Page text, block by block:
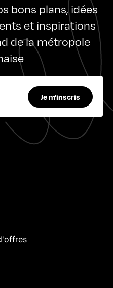
bons plans, idées
et inspirations
de la métropole
Je m'inscris